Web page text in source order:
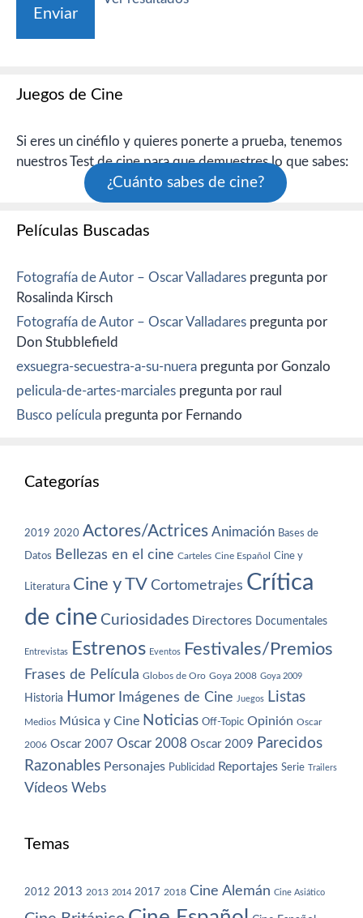
Juegos de Cine
Si eres un cinéfilo y quieres ponerte a prueba, tenemos
nuestros Test de cine para que demuestres lo que sabes:
¿Cuánto sabes de cine?
Películas Buscadas
Fotografía de Autor – Oscar Valladares pregunta por
Rosalinda Kirsch
Fotografía de Autor – Oscar Valladares pregunta por
Don Stubblefield
exsuegra-secuestra-a-su-nuera pregunta por Gonzalo
pelicula-de-artes-marciales pregunta por raul
Busco película pregunta por Fernando
Categorías
2019 2020 Actores/Actrices Animación Bases de
Datos Bellezas en el cine Carteles Cine Español Cine y
Literatura Cine y TV Cortometrajes Crítica
de cine Curiosidades Directores Documentales
Entrevistas Estrenos Eventos Festivales/Premios
Frases de Película Globos de Oro Goya 2008 Goya 2009
Historia Humor Imágenes de Cine Juegos Listas
Medios Música y Cine Noticias Off-Topic Opinión Oscar
2006 Oscar 2007 Oscar 2008 Oscar 2009 Parecidos
Razonables Personajes Publicidad Reportajes Serie Trailers
Vídeos Webs
Temas
2012 2013 2013 2014 2017 2018 Cine Alemán Cine Asiático